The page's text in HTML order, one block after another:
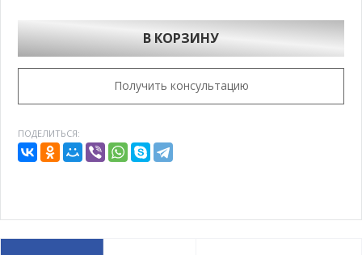
В КОРЗИНУ
Получить консультацию
ПОДЕЛИТЬСЯ: